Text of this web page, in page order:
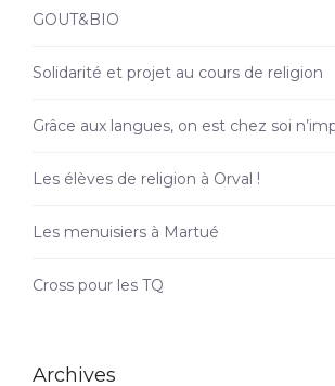
GOUT&BIO
Solidarité et projet au cours de religion
Grâce aux langues, on est chez soi
Les élèves de religion à Orval !
Les menuisiers à Martué
Cross pour les TQ
Archives